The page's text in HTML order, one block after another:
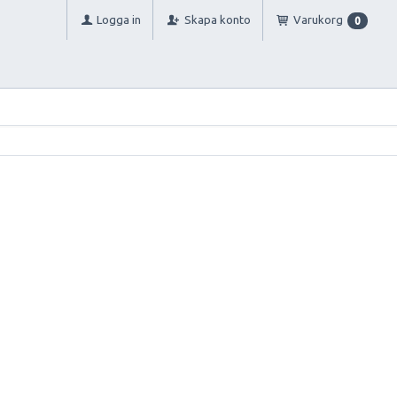
Logga in Skapa konto Varukorg 0